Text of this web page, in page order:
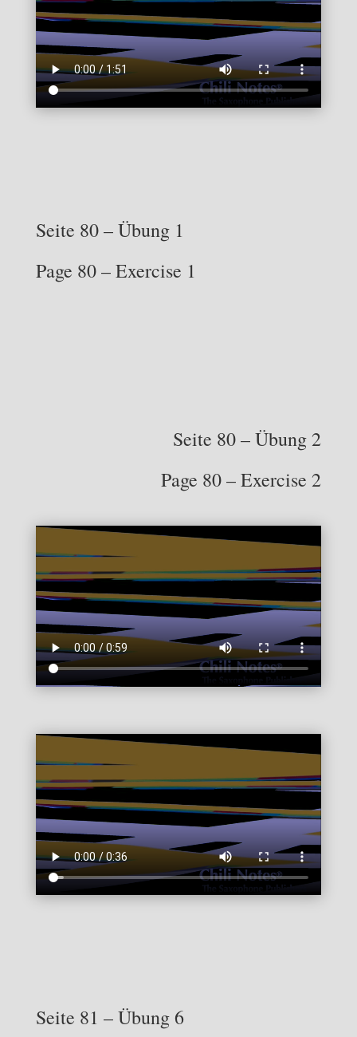
Seite 80 – Übung 1
Page 80 – Exercise 1
Seite 80 – Übung 2
Page 80 – Exercise 2
Seite 81 – Übung 6